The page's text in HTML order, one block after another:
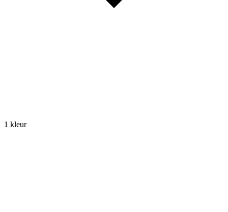
1 kleur